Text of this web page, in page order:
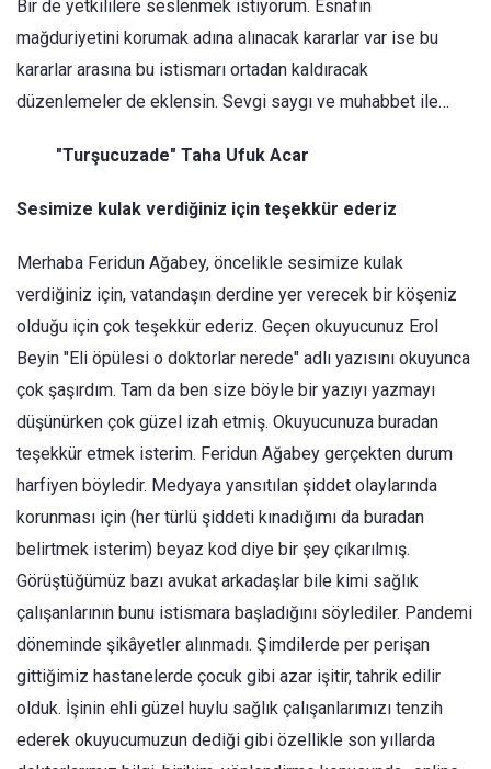
Bir de yetkililere seslenmek istiyorum. Esnafın
mağduriyetini korumak adına alınacak kararlar var ise bu
kararlar arasına bu istismarı ortadan kaldıracak
düzenlemeler de eklensin. Sevgi saygı ve muhabbet ile…
"Turşucuzade" Taha Ufuk Acar
Sesimize kulak verdiğiniz için teşekkür ederiz
Merhaba Feridun Ağabey, öncelikle sesimize kulak
verdiğiniz için, vatandaşın derdine yer verecek bir köşeniz
olduğu için çok teşekkür ederiz. Geçen okuyucunuz Erol
Beyin "Eli öpülesi o doktorlar nerede" adlı yazısını okuyunca
çok şaşırdım. Tam da ben size böyle bir yazıyı yazmayı
düşünürken çok güzel izah etmiş. Okuyucunuza buradan
teşekkür etmek isterim. Feridun Ağabey gerçekten durum
harfiyen böyledir. Medyaya yansıtılan şiddet olaylarında
korunması için (her türlü şiddeti kınadığımı da buradan
belirtmek isterim) beyaz kod diye bir şey çıkarılmış.
Görüştüğümüz bazı avukat arkadaşlar bile kimi sağlık
çalışanlarının bunu istismara başladığını söylediler. Pandemi
döneminde şikâyetler alınmadı. Şimdilerde per perişan
gittiğimiz hastanelerde çocuk gibi azar işitir, tahrik edilir
olduk. İşinin ehli güzel huylu sağlık çalışanlarımızı tenzih
ederek okuyucumuzun dediği gibi özellikle son yıllarda